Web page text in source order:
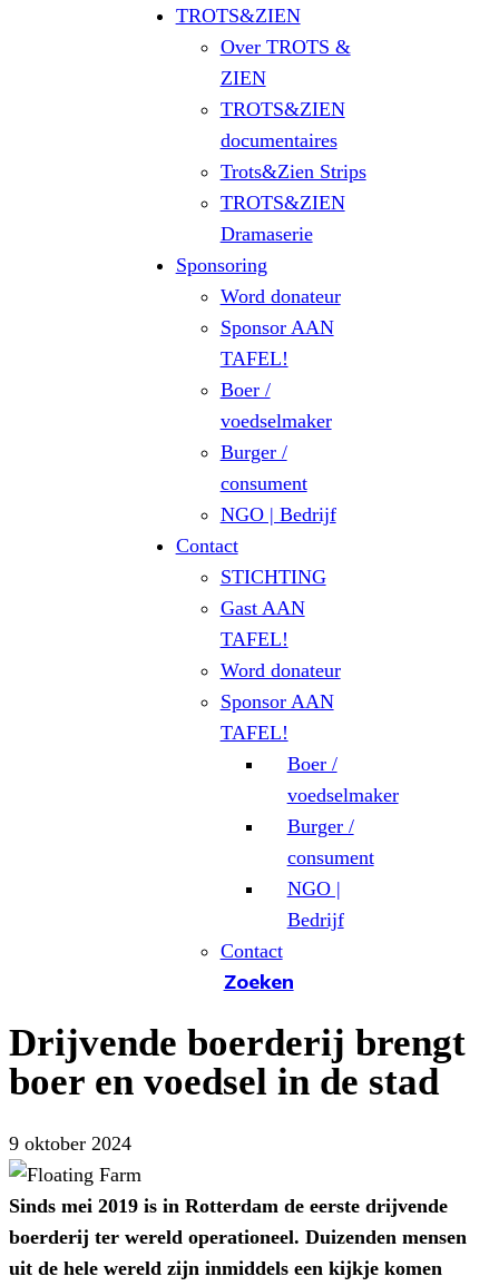
TROTS&ZIEN
Over TROTS &
ZIEN
TROTS&ZIEN
documentaires
Trots&Zien Strips
TROTS&ZIEN
Dramaserie
Sponsoring
Word donateur
Sponsor AAN
TAFEL!
Boer /
voedselmaker
Burger /
consument
NGO | Bedrijf
Contact
STICHTING
Gast AAN
TAFEL!
Word donateur
Sponsor AAN
TAFEL!
Boer /
voedselmaker
Burger /
consument
NGO |
Bedrijf
Contact
Zoeken
Drijvende boerderij brengt
boer en voedsel in de stad
9 oktober 2024
Sinds mei 2019 is in Rotterdam de eerste drijvende
boerderij ter wereld operationeel. Duizenden mensen
uit de hele wereld zijn inmiddels een kijkje komen